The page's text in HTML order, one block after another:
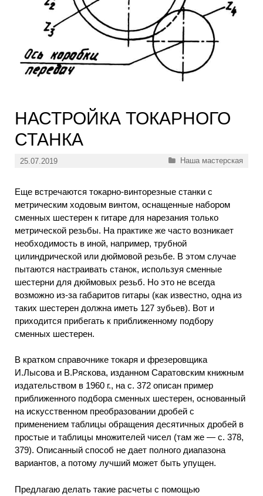
НАСТРОЙКА ТОКАРНОГО
СТАНКА
25.07.2019 Рубрики
Наша мастерская
Еще встречаются токарно-винторезные станки с
метрическим ходовым винтом, оснащенные набором
сменных шестерен к гитаре для нарезания только
метрической резьбы. На практике же часто возникает
необходимость в иной, например, трубной
цилиндрической или дюймовой резьбе. В этом случае
пытаются настраивать станок, используя сменные
шестерни для дюймовых резьб. Но это не всегда
возможно из-за габаритов гитары (как известно, одна из
таких шестерен должна иметь 127 зубьев). Вот и
приходится прибегать к приближенному подбору
сменных шестерен.
В кратком справочнике токаря и фрезеровщика
И.Лысова и В.Ряскова, изданном Саратовским книжным
издательством в 1960 г., на с. 372 описан пример
приближенного подбора сменных шестерен, основанный
на искусственном преобразовании дробей с
применением таблицы обращения десятичных дробей в
простые и таблицы множителей чисел (там же — с. 378,
379). Описанный способ не дает полного диапазона
вариантов, а потому лучший может быть упущен.
Предлагаю делать такие расчеты с помощью